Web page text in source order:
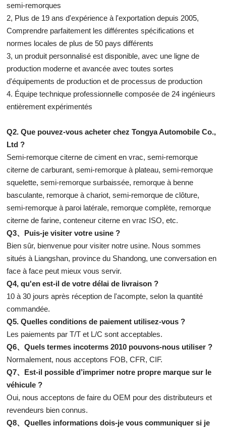
semi-remorques
2, Plus de 19 ans d'expérience à l'exportation depuis 2005,
Comprendre parfaitement les différentes spécifications et
normes locales de plus de 50 pays différents
3, un produit personnalisé est disponible, avec une ligne de
production moderne et avancée avec toutes sortes
d'équipements de production et de processus de production
4. Équipe technique professionnelle composée de 24 ingénieurs
entièrement expérimentés
Q2. Que pouvez-vous acheter chez Tongya Automobile Co.,
Ltd ?
Semi-remorque citerne de ciment en vrac, semi-remorque
citerne de carburant, semi-remorque à plateau, semi-remorque
squelette, semi-remorque surbaissée, remorque à benne
basculante, remorque à chariot, semi-remorque de clôture,
semi-remorque à paroi latérale, remorque complète, remorque
citerne de farine, conteneur citerne en vrac ISO, etc.
Q3、Puis-je visiter votre usine ?
Bien sûr, bienvenue pour visiter notre usine. Nous sommes
situés à Liangshan, province du Shandong, une conversation en
face à face peut mieux vous servir.
Q4, qu'en est-il de votre délai de livraison ?
10 à 30 jours après réception de l'acompte, selon la quantité
commandée.
Q5. Quelles conditions de paiement utilisez-vous ?
Les paiements par T/T et L/C sont acceptables.
Q6、Quels termes incoterms 2010 pouvons-nous utiliser ?
Normalement, nous acceptons FOB, CFR, CIF.
Q7、Est-il possible d’imprimer notre propre marque sur le
véhicule ?
Oui, nous acceptons de faire du OEM pour des distributeurs et
revendeurs bien connus.
Q8、Quelles informations dois-je vous communiquer si je